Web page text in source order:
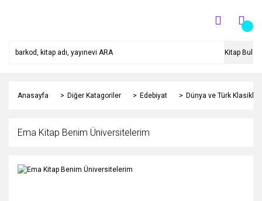
Kitap Bul
Anasayfa Diğer Katagoriler Edebiyat Dünya ve Türk Klasikleri
Ema Kitap Benim Üniversitelerim